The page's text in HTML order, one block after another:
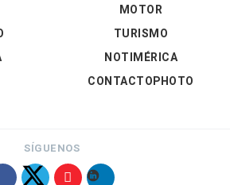
MOTOR
TURISMO
NOTIMÉRICA
CONTACTOPHOTO
SÍGUENOS